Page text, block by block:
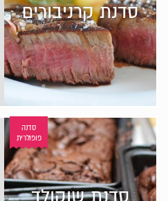
סדנת קרניבורים
סדנה
פופולרית
סדנת שוקולד